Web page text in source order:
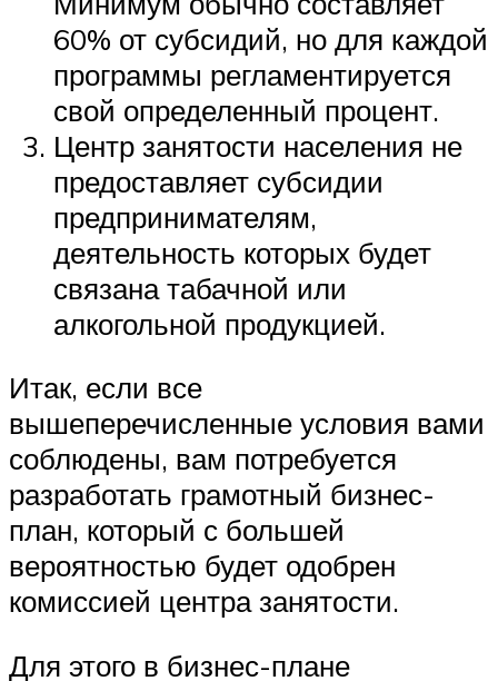
60% от субсидий, но для каждой
программы регламентируется
свой определенный процент.
Центр занятости населения не
предоставляет субсидии
предпринимателям,
деятельность которых будет
связана табачной или
алкогольной продукцией.
Итак, если все
вышеперечисленные условия вами
соблюдены, вам потребуется
разработать грамотный бизнес-
план, который с большей
вероятностью будет одобрен
комиссией центра занятости.
Для этого в бизнес-плане